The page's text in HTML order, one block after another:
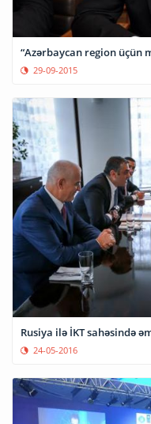
“Azərbaycan region üçün
29-09-2015
Rusiya ilə İKT
24-05-2016